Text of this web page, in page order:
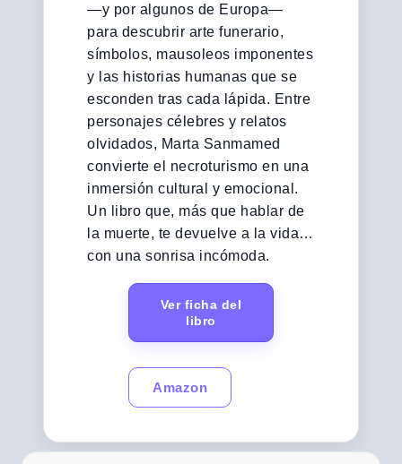
—y por algunos de Europa—
para descubrir arte funerario,
símbolos, mausoleos imponentes
y las historias humanas que se
esconden tras cada lápida. Entre
personajes célebres y relatos
olvidados, Marta Sanmamed
convierte el necroturismo en una
inmersión cultural y emocional.
Un libro que, más que hablar de
la muerte, te devuelve a la vida…
con una sonrisa incómoda.
Ver ficha del
libro
Amazon